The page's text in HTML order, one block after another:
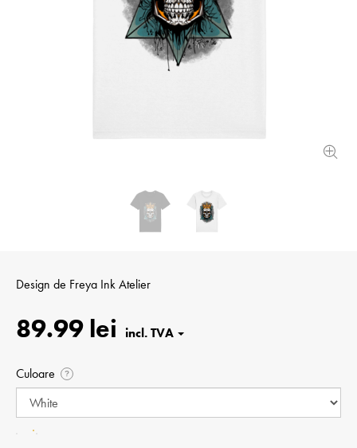
Design de Freya Ink Atelier
89.99 lei
Culoare ?